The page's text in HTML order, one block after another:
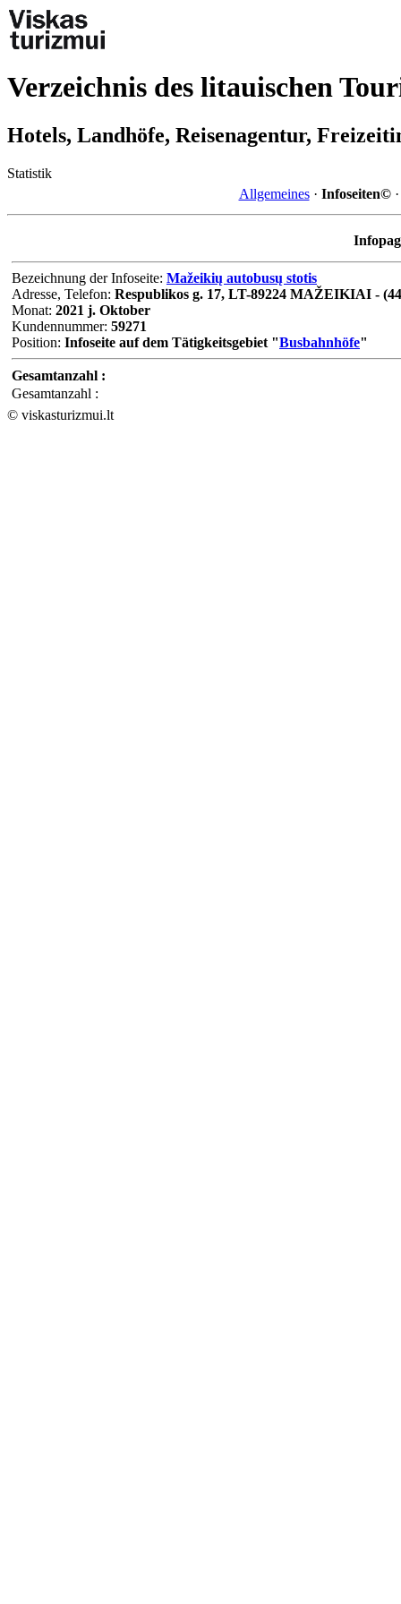
Verzeichnis des litauischen
Hotels, Landhöfe, Reisenagentur,
Statistik
Allgemeines· Infoseiten©
Bezeichnung der Infoseite: Mažeikių autobusų stotis
Adresse, Telefon: Respublikos g. 17, LT-89224 MAŽEIKIAI -
Monat: 2021 j. Oktober
Kundennummer: 59271
Position: Infoseite auf dem Tätigkeitsgebiet "Busbahnhöfe"
Gesamtanzahl :
Gesamtanzahl :
© viskasturizmui.lt